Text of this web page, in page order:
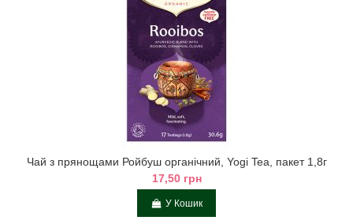
Чай з прянощами Ройбуш органічний, Yogi Tea, пакет 1,8г
17,50 грн
У Кошик